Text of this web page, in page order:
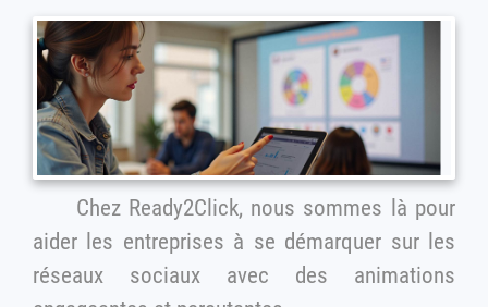
Chez Ready2Click, nous sommes là pour
aider les entreprises à se démarquer sur les
réseaux sociaux avec des animations